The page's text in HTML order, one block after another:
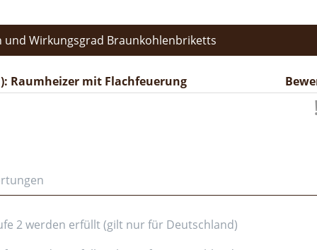
und Wirkungsgrad Braunkohlenbriketts
Raumheizer mit Flachfeuerung
2 werden erfüllt (gilt nur für Deutschland)